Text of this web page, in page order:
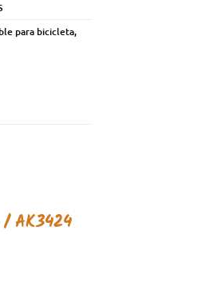
para bicicleta,
AK3424